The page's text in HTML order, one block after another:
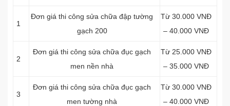
1
Đơn giá thi công sửa chữa đập tường
gạch 200
Từ 30.000 VNĐ
– 40.000 VNĐ
2
Đơn giá thi công sửa chữa đục gạch
men nền nhà
Từ 25.000 VNĐ
– 35.000 VNĐ
3
Đơn giá thi công sửa chữa đục gạch
men tường nhà
Từ 30.000 VNĐ
– 40.000 VNĐ